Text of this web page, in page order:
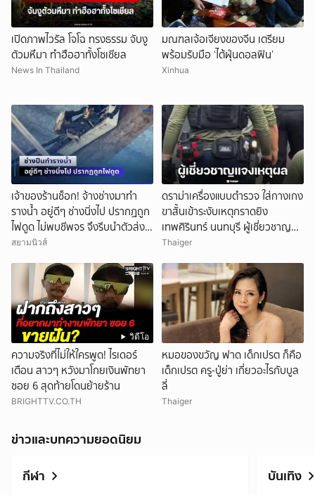
เปิดภาพไวรัล โจโฉ ทรงธรรม จับงู
ตัวมหึมา ทำฮือฮาทั้งโซเชียล
News In Thailand
มณฑลเจ้อเจียงของจีน เตรียม
พร้อมรับมือ ‘ไต้ฝุ่นดอลฟิน’
Xinhua
เจ้าของร้านช็อก! จ้างช่างมาทำ
รางน้ำ อยู่ดีๆ ช่างนิ่งไป ปรากฏถูก
ไฟดูด ไม่พบชีพจร จึงรีบนำตัวส่ง
โรงพยาบาล
สยามนิวส์
ดราม่าเครื่องแบบตำรวจ ใส่กางเกง
ขาสั้นเข้าระงับเหตุกราดยิง
เทพศิรินทร์ นนทบุรี ผู้เชี่ยวชาญ
แจงเหตุผล
Thaiger
วิดีโอ
ความจริงที่ไม่ให้ใครพูด! ไรเดอร์
เตือน สาวๆ หวังมาโกยเงินพัทยา
ซอย 6 สุดท้ายโดนย้ายร้าน
BRIGHTTV.CO.TH
หมอของขวัญ ฟาด เด็กเปรต ก็คือ
เด็กเปรต ครู-ปู่ย่า เกี่ยวอะไรกับบูล
ลี่
Thaiger
ข่าวและบทความยอดนิยม
กีฬา
บันเทิง